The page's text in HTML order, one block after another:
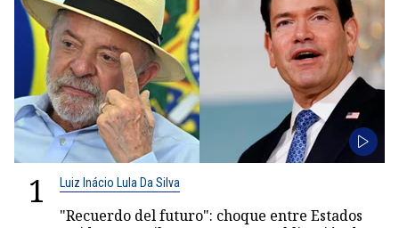
1 Luiz Inácio Lula Da Silva
"Recuerdo del futuro": choque entre Estados